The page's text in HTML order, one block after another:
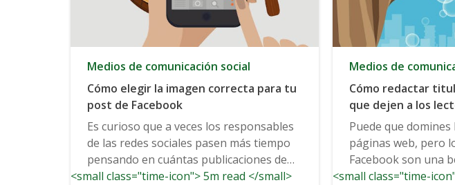
Medios de comunicación social
Cómo elegir la imagen correcta para tu
post de Facebook
Es curioso que a veces los responsables
de las redes sociales pasen más tiempo
pensando en cuántas publicaciones de
Facebook...
<small class="time-icon"> 5m read </small>
Medios de
Cómo redactar
que dejen a los
más
Puede que
páginas web, pero
Facebook son una
cómo...
<small class="time-